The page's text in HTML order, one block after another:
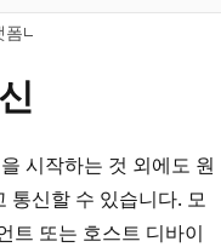
폼
시작하는 것 외에도 원
통신할 수 있습니다. 모
트 또는 호스트 디바이